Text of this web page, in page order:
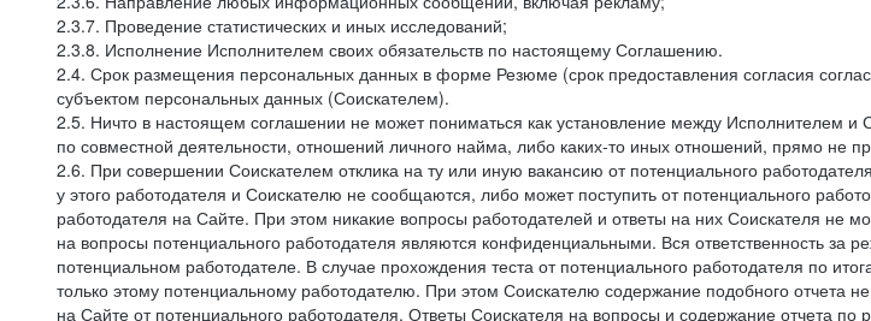
2.3.7. Проведение статистических и иных исследований;
2.3.8. Исполнение Исполнителем своих обязательств по настоящему Соглашению.
2.4. Срок размещения персональных данных в форме Резюме (срок предоставления согласия
субъектом персональных данных (Соискателем).
2.5. Ничто в настоящем соглашении не может пониматься как установление между Исполнителем
по совместной деятельности, отношений личного найма, либо каких-то иных отношений, прямо не
2.6. При совершении Соискателем отклика на ту или иную вакансию от потенциального
у этого работодателя и Соискателю не сообщаются, либо может поступить от потенциального
работодателя на Сайте. При этом никакие вопросы работодателей и ответы на них Соискателя не
на вопросы потенциального работодателя являются конфиденциальными. Вся ответственность за
потенциальном работодателе. В случае прохождения теста от потенциального работодателя по
только этому потенциальному работодателю. При этом Соискателю содержание подобного отчета
на Сайте от потенциального работодателя. Ответы Соискателя на вопросы и содержание отчета